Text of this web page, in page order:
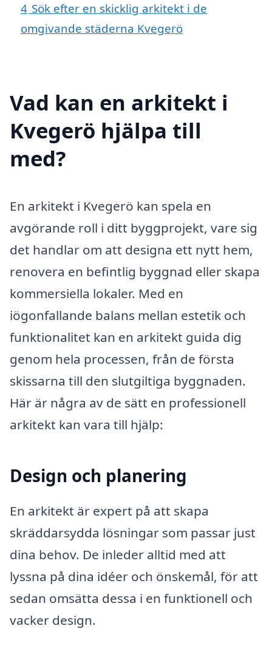
4 Sök efter en skicklig arkitekt i de
omgivande städerna Kvegerö
Vad kan en arkitekt i
Kvegerö hjälpa till
med?
En arkitekt i Kvegerö kan spela en
avgörande roll i ditt byggprojekt, vare sig
det handlar om att designa ett nytt hem,
renovera en befintlig byggnad eller skapa
kommersiella lokaler. Med en
iögonfallande balans mellan estetik och
funktionalitet kan en arkitekt guida dig
genom hela processen, från de första
skissarna till den slutgiltiga byggnaden.
Här är några av de sätt en professionell
arkitekt kan vara till hjälp:
Design och planering
En arkitekt är expert på att skapa
skräddarsydda lösningar som passar just
dina behov. De inleder alltid med att
lyssna på dina idéer och önskemål, för att
sedan omsätta dessa i en funktionell och
vacker design.